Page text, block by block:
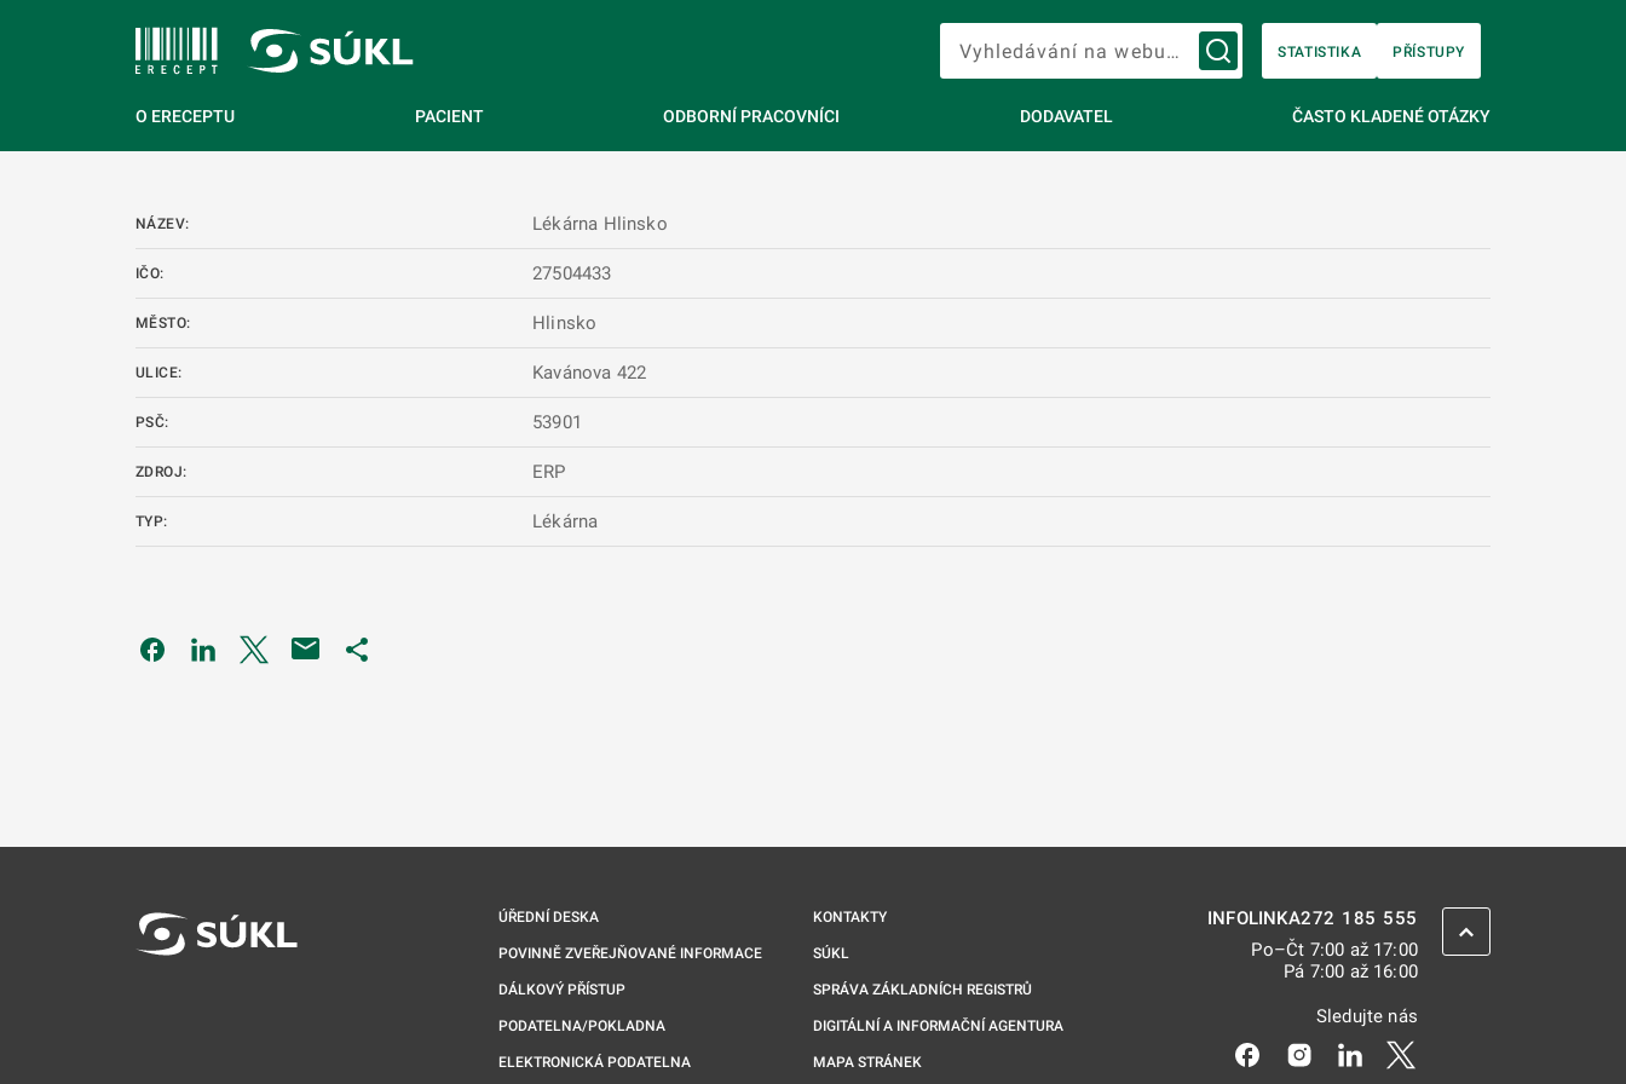
Vyhledávání na webu…
STATISTIKA PŘÍSTUPY
O ERECEPTU PACIENT ODBORNÍ PRACOVNÍCI DODAVATEL ČASTO KLADENÉ OTÁZKY
NÁZEV: Lékárna Hlinsko
IČO: 27504433
MĚSTO: Hlinsko
ULICE: Kavánova 422
PSČ: 53901
ZDROJ: ERP
TYP: Lékárna
Odkaz se otevře na nové kartě
Odkaz se otevře na nové kartě
Odkaz se otevře na nové kartě
ÚŘEDNÍ DESKA
POVINNĚ ZVEŘEJŇOVANÉ INFORMACE
DÁLKOVÝ PŘÍSTUP
PODATELNA/POKLADNA
ELEKTRONICKÁ PODATELNA
KONTAKTY
SÚKL
SPRÁVA ZÁKLADNÍCH REGISTRŮ
DIGITÁLNÍ A INFORMAČNÍ AGENTURA
MAPA STRÁNEK
INFOLINKA272 185 555
Po–Čt 7:00 až 17:00
Pá 7:00 až 16:00
Sledujte nás
Odkaz se otevře na nové kartě
Odkaz se otevře na nové kartě
Odkaz se otevře na nové
ZPĚT NAHORU